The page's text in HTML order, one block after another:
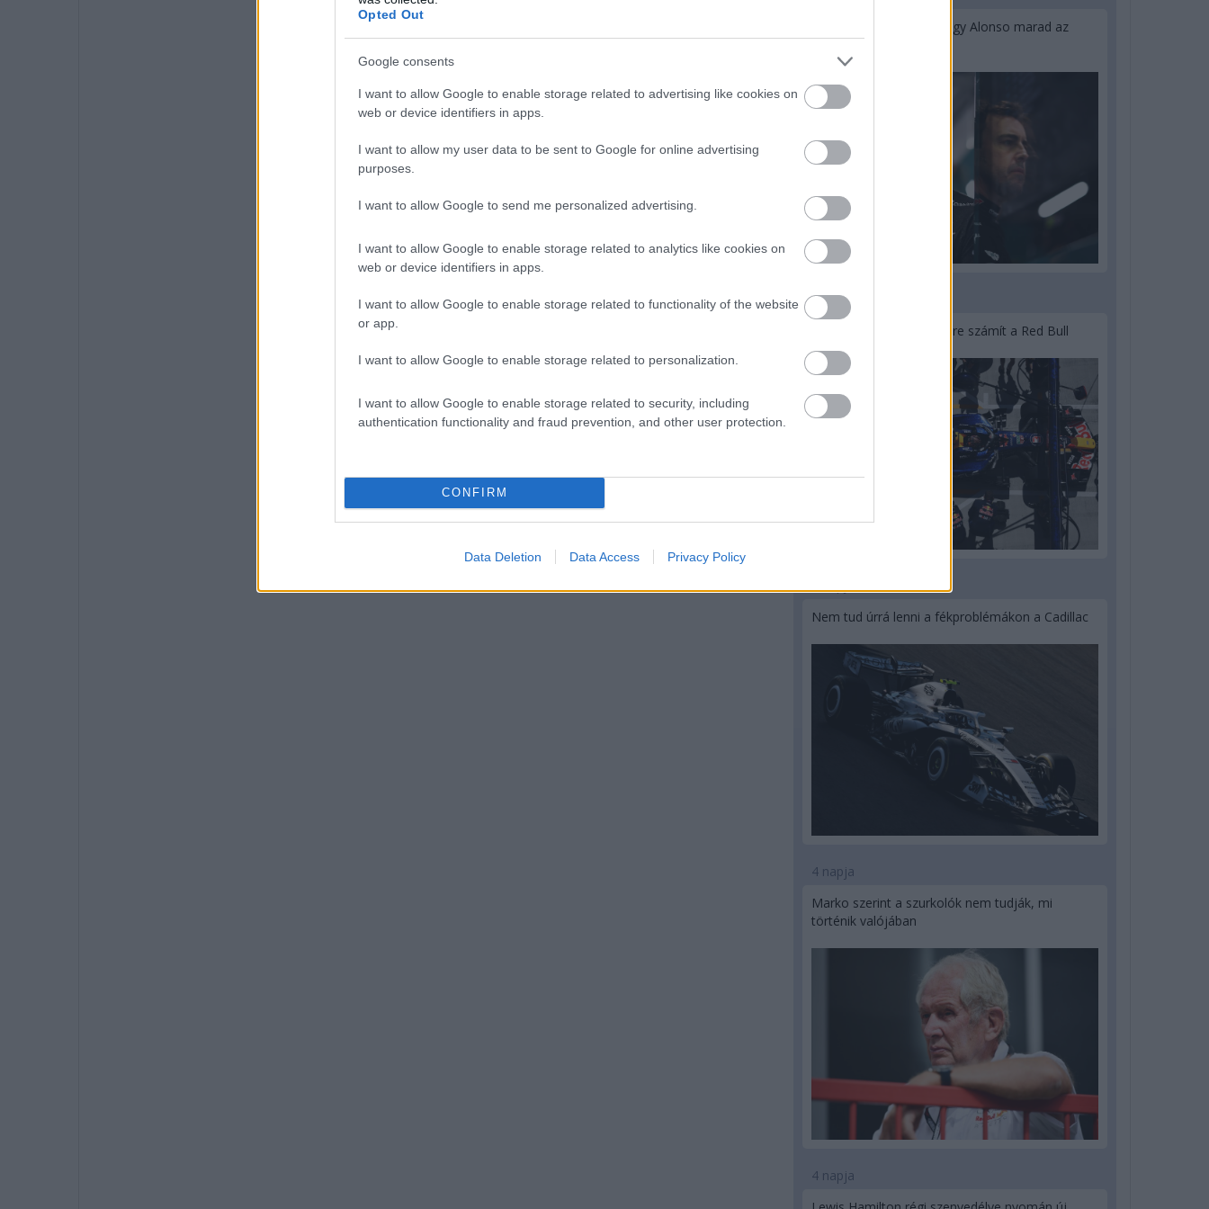
Opted Out
Google consents
I want to allow Google to enable storage related to advertising like cookies on
web or device identifiers in apps.
I want to allow my user data to be sent to Google for online advertising
purposes.
I want to allow Google to send me personalized advertising.
I want to allow Google to enable storage related to analytics like cookies on
web or device identifiers in apps.
I want to allow Google to enable storage related to functionality of the website
or app.
I want to allow Google to enable storage related to personalization.
I want to allow Google to enable storage related to security, including
authentication functionality and fraud prevention, and other user protection.
CONFIRM
Data Deletion Data Access Privacy Policy
Newey biztos benne, hogy Alonso marad az
3 napja
Lassuló fejlesztési ütemre számít a Red Bull
Nem tud úrrá lenni a fékproblémákon a Cadillac
4 napja
Marko szerint a szurkolók nem tudják, mi
történik valójában
4 napja